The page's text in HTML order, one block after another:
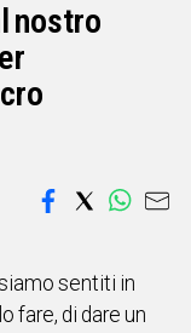
nostro
sentiti in
fare, di dare un